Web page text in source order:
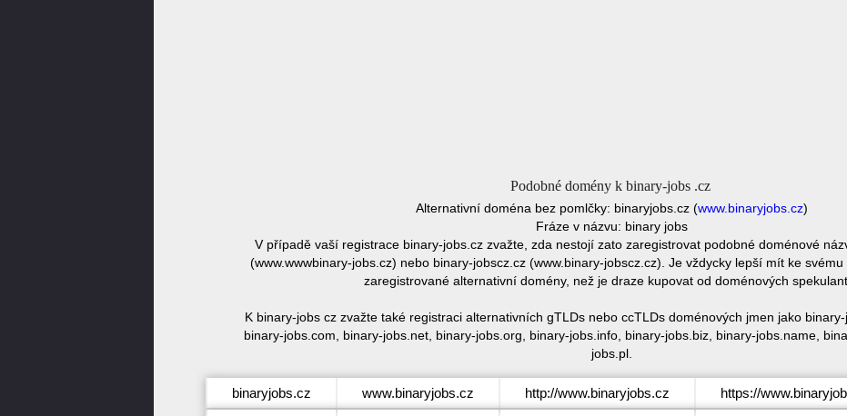
Podobné domény k binary-jobs .cz
Alternativní doména bez pomlčky: binaryjobs.cz (www.binaryjobs.cz)
Fráze v názvu: binary jobs
V případě vaší registrace binary-jobs.cz zvažte, zda nestojí zato zaregistrovat podobné doménové
(www.wwwbinary-jobs.cz) nebo binary-jobscz.cz (www.binary-jobscz.cz). Je vždycky lepší mít ke
zaregistrované alternativní domény, než je draze kupovat od doménových
K binary-jobs cz zvažte také registraci alternativních gTLDs nebo ccTLDs doménových jmen jako binary-
binary-jobs.com, binary-jobs.net, binary-jobs.org, binary-jobs.info, binary-jobs.biz, binary-jobs.name,
jobs.pl.
binaryjobs.cz www.binaryjobs.cz http://www.binaryjobs.cz https://